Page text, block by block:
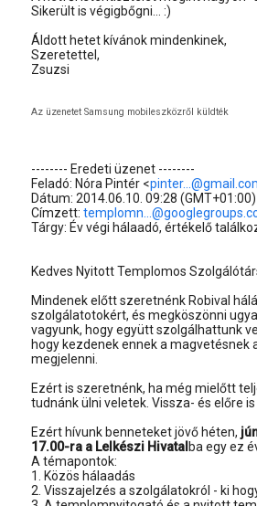
Sikerült is végigbőgni... :)
Áldott hetet kívánok mindenkinek,
Szeretettel,
Zsuzsi
Az üzenetet Samsung mobileszközről küldték
-------- Eredeti üzenet --------
Feladó: Nóra Pintér <
Dátum: 2014.06.10. 09:28 (GMT+01:00)
Címzett:
Tárgy: Év végi hálaadó, értékelő
Kedves Nyitott Templomos
Mindenek előtt szeretnénk Robival
szolgálatotokért, és megköszönni
vagyunk, hogy együtt szolgálhattunk
hogy kezdenek ennek a magvetésnek
megjelenni.
Ezért is szeretnénk, ha még mielőtt
tudnánk ülni veletek. Vissza- és előre is
Ezért hívunk benneteket jövő héten,
17.00-ra a Lelkészi Hivatal ba egy ez
A témapontok:
1. Közös hálaadás
2. Visszajelzés a szolgálatokról - ki